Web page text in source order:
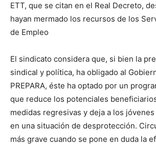
ETT, que se citan en el Real Decreto,
hayan mermado los recursos de los
de Empleo
El sindicato considera que, si bien la
sindical y política, ha obligado al
PREPARA, éste ha optado por un
que reduce los potenciales
medidas regresivas y deja a los
en una situación de desprotección.
más grave cuando se pone en duda la